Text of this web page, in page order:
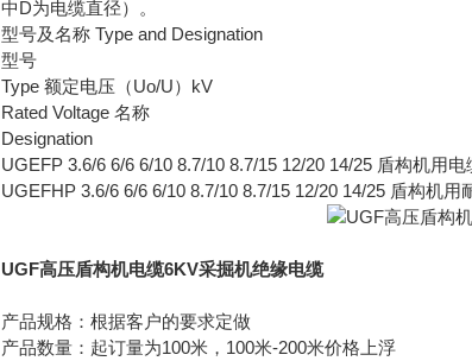
中D为电缆直径）。
型号及名称 Type and Designation
型号
Type 额定电压（Uo/U）kV
Rated Voltage 名称
Designation
UGEFP 3.6/6 6/6 6/10 8.7/10 8.7/15 12/20 14/25 盾构机用
UGEFHP 3.6/6 6/6 6/10 8.7/10 8.7/15 12/20 14/25 盾构机
UGF高压盾构机电缆6KV采掘机绝缘电缆
产品规格：根据客户的要求定做
产品数量：起订量为100米，100米-200米价格上浮